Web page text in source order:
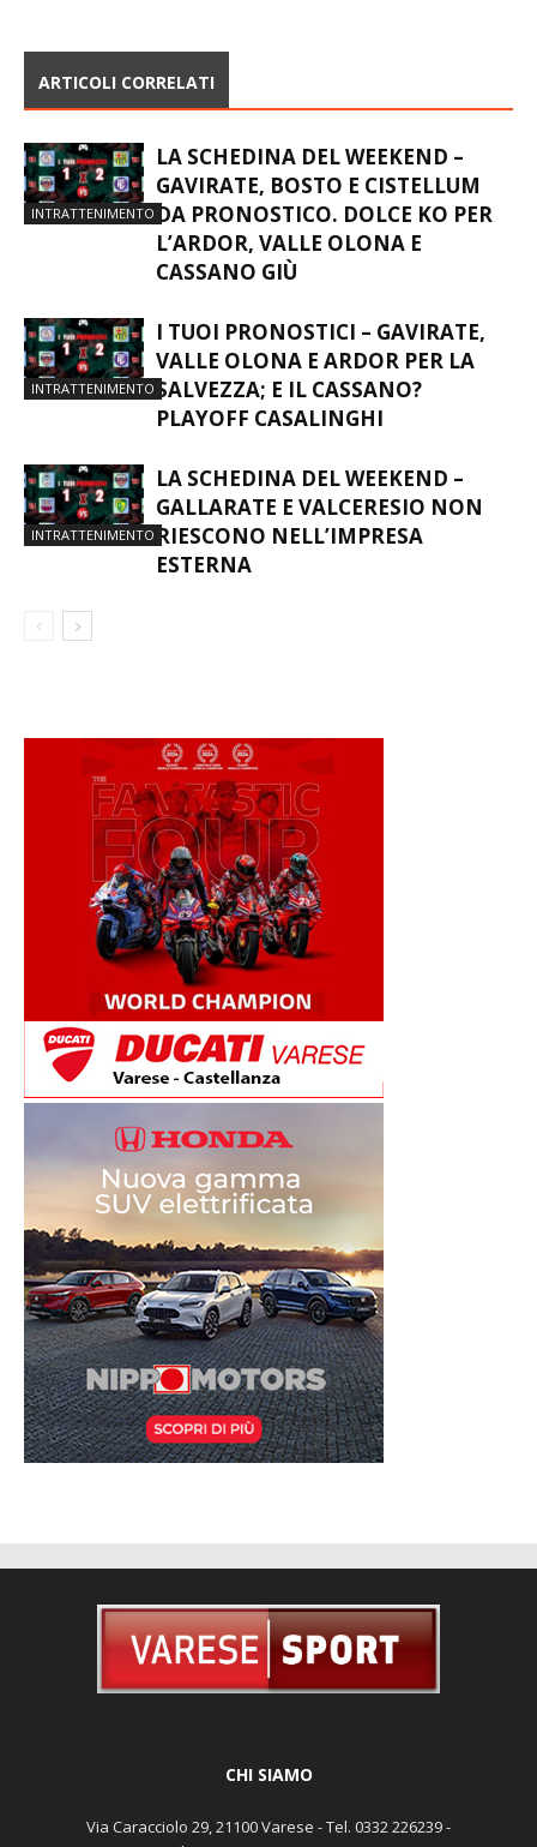
ARTICOLI CORRELATI
INTRATTENIMENTO
LA SCHEDINA DEL WEEKEND –
GAVIRATE, BOSTO E CISTELLUM
DA PRONOSTICO. DOLCE KO PER
L’ARDOR, VALLE OLONA E
CASSANO GIÙ
INTRATTENIMENTO
I TUOI PRONOSTICI – GAVIRATE,
VALLE OLONA E ARDOR PER LA
SALVEZZA; E IL CASSANO?
PLAYOFF CASALINGHI
INTRATTENIMENTO
LA SCHEDINA DEL WEEKEND –
GALLARATE E VALCERESIO NON
RIESCONO NELL’IMPRESA
ESTERNA
CHI SIAMO
Via Caracciolo 29, 21100 Varese - Tel. 0332 226239 -